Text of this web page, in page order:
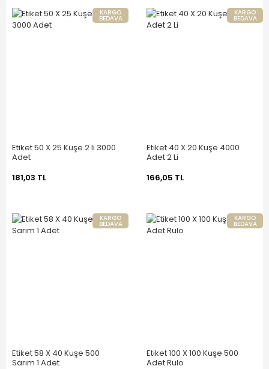
KARGO
BEDAVA
Etiket 50 X 25 Kuşe 2 li 3000
Adet
181,03 TL
KARGO
BEDAVA
Etiket 40 X 20 Kuşe 4000
Adet 2 Li
166,05 TL
KARGO
BEDAVA
Etiket 58 X 40 Kuşe 500
Sarım 1 Adet
KARGO
BEDAVA
Etiket 100 X 100 Kuşe 500
Adet Rulo